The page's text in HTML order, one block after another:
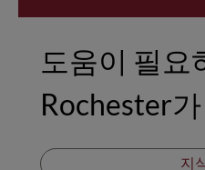
도움이 필요
Rochester
지